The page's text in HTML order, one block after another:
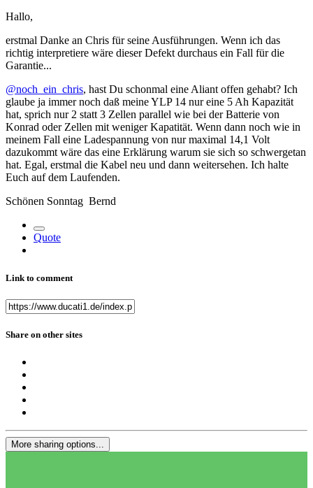
Hallo,
erstmal Danke an Chris für seine Ausführungen. Wenn ich das
richtig interpretiere wäre dieser Defekt durchaus ein Fall für die
Garantie...
@noch_ein_chris, hast Du schonmal eine Aliant offen gehabt? Ich
glaube ja immer noch daß meine YLP 14 nur eine 5 Ah Kapazität
hat, sprich nur 2 statt 3 Zellen parallel wie bei der Batterie von
Konrad oder Zellen mit weniger Kapatität. Wenn dann noch wie in
meinem Fall eine Ladespannung von nur maximal 14,1 Volt
dazukommt wäre das eine Erklärung warum sie sich so schwergetan
hat. Egal, erstmal die Kabel neu und dann weitersehen. Ich halte
Euch auf dem Laufenden.
Schönen Sonntag Bernd
Quote
Link to comment
Share on other sites
More sharing options...